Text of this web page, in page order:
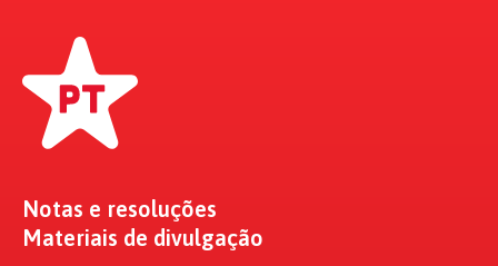
Notas e resoluções
Materiais de divulgação